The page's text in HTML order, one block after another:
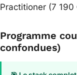
Practitioner (7
Programme
confondues)